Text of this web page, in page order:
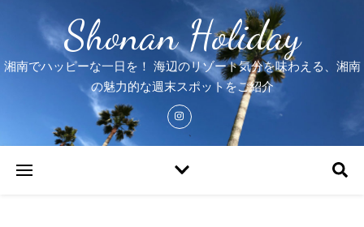
Shonan Holiday
湘南でハッピーな一日を！ 海辺のリゾート気分を味わえる、湘南
の魅力的な週末スポットをご紹介